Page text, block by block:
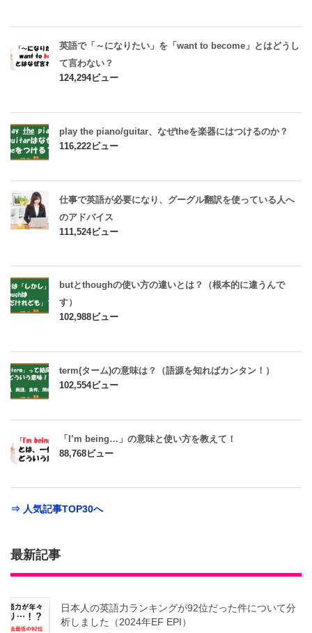
英語で「～になりたい」を「want to become」とはどうし
て言わない？
124,294ビュー
play the piano/guitar、なぜtheを楽器にはつけるのか？
116,222ビュー
仕事で英語が必要になり、グーグル翻訳を使っている人へ
のアドバイス
111,524ビュー
butとthoughの使い方の違いとは？（根本的に違うんで
す）
102,988ビュー
term(ターム)の意味は？（語源を知ればカンタン！）
102,554ビュー
「I’m being…」の意味と使い方を教えて！
88,768ビュー
⇒ 人気記事TOP30へ
最新記事
日本人の英語力ランキングが92位だった件について分
析しました（2024年EF EPI）